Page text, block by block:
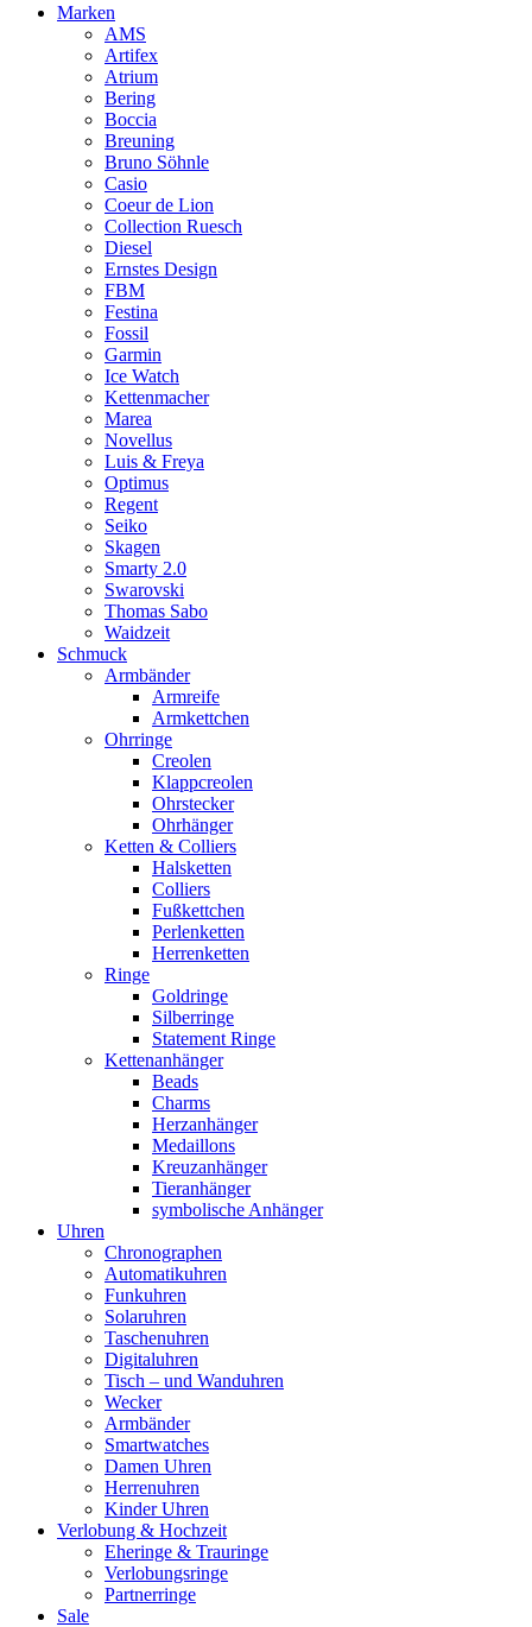
Marken
AMS
Artifex
Atrium
Bering
Boccia
Breuning
Bruno Söhnle
Casio
Coeur de Lion
Collection Ruesch
Diesel
Ernstes Design
FBM
Festina
Fossil
Garmin
Ice Watch
Kettenmacher
Marea
Novellus
Luis & Freya
Optimus
Regent
Seiko
Skagen
Smarty 2.0
Swarovski
Thomas Sabo
Waidzeit
Schmuck
Armbänder
Armreife
Armkettchen
Ohrringe
Creolen
Klappcreolen
Ohrstecker
Ohrhänger
Ketten & Colliers
Halsketten
Colliers
Fußkettchen
Perlenketten
Herrenketten
Ringe
Goldringe
Silberringe
Statement Ringe
Kettenanhänger
Beads
Charms
Herzanhänger
Medaillons
Kreuzanhänger
Tieranhänger
symbolische Anhänger
Uhren
Chronographen
Automatikuhren
Funkuhren
Solaruhren
Taschenuhren
Digitaluhren
Tisch – und Wanduhren
Wecker
Armbänder
Smartwatches
Damen Uhren
Herrenuhren
Kinder Uhren
Verlobung & Hochzeit
Eheringe & Trauringe
Verlobungsringe
Partnerringe
Sale